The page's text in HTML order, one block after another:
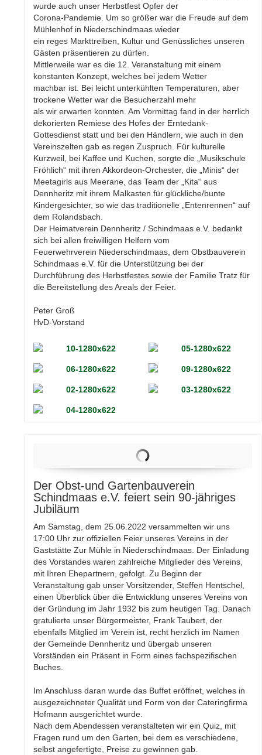
wurde auch unser Herbstfest Opfer der
Corona-Pandemie. Um so größer war die Freude auf dem
Mühlenhof in Niederschindmaas wieder
ein reges Markttreiben, Kultur und Genüssliches unseren
Gästen präsentieren zu dürfen.
Mittlerweile war es die 12. Veranstaltung mit einem
konstanten Konzept, welches bei jedem Wetter
machbar ist. Bei leicht unterkühlten Temperaturen, aber
trockene Wetter war die Besucherzahl mehr
als wir erwarten konnten. Am Vormittag fand in der herrlich
dekorierten Remiese des Hofes der Erntedank-
Gottesdienst statt und bei den Händlern, wie auch in den
Vereinszelten gab es regen Zuspruch. Für kulturelle
Kurzweil, bei Kaffee und Kuchen, sorgte die „Musikschule
Fröhlich“ mit ihren Akkordeon-Orchester, die „Minis“ der
Meetagirls aus Meerane, das Team der „Kita“ aus
Dennheritz mit ihrem Malkasten für glückliche/bunte
Kindergesichter, so wie das traditionelle „Entenrennen“ auf
dem Rolandsbach.
Der Heimatverein Dennheritz / Schindmaas e.V. bedankt
sich bei allen freiwilligen Helfern vom
Feuerwehrverein Niederschindmaas, dem Obstbauverein
Schindmaas e.V. für die Unterstützung bei der
Durchführung des Herbstfestes sowie der Familie Tratz für
die Bereitstellung des Areals der Feier.
Peter Groß
HvD-Vorstand
Der Obst-und Gartenbauverein
Schindmaas e.V. feiert sein 90-jähriges
Jubiläum
Am Samstag, dem 25.06.2022 versammelten wir uns
17:00 Uhr zur offiziellen Feier unseres Vereins in der
Gaststätte Zur Mühle in Niederschindmaas. Der Einladung
des Vorstandes waren zahlreiche Mitglieder des Vereins,
mit Ihren Ehepartnern, gefolgt. Zu Beginn der
Veranstaltung gab unser Vorsitzender, Steffen Hentschel,
einen Überblick über die Entwicklung unseres Vereins von
der Gründung im Jahr 1932 bis zum heutigen Tag. Danach
gratulierte unser Bürgermeister, Frank Taubert, der
ebenfalls Mitglied im Verein ist, recht herzlich im Namen
der Gemeinde Dennheritz und übergab unseren
Vorständen ein Präsent in Form eines fachspezifischen
Buches.
Im Anschluss daran wurde das Buffet eröffnet, welches in
ausgezeichneter Qualität und Form von der Cateringfirma
Hofmann ausgerichtet wurde.
Nach dem Abendessen veranstalteten wir ein Quiz, mit
Fragen rund um den Garten, bei dem es verschiedene,
selbst angefertigte, Preise zu gewinnen gab.